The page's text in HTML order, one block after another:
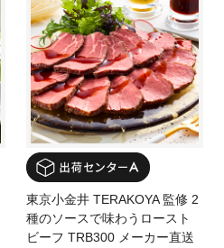
東京小金井 TERAKOYA 監修 2
種のソースで味わうロースト
ビーフ TRB300 メーカー直送